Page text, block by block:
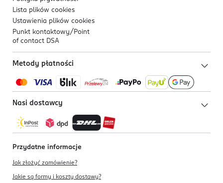
Lista plików cookies
Ustawienia plików cookies
Punkt kontaktowy/ Point
of contact DSA
Metody płatności
Nasi dostawcy
Przydatne informacje
Jak złożyć zamówienie?
Jakie są formy i koszty dostawy?